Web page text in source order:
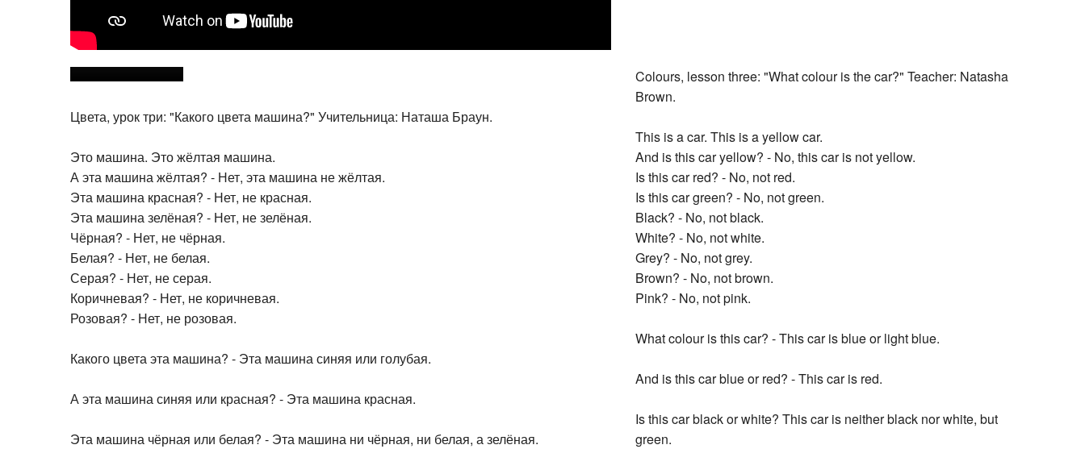
Цвета, урок три: "Какого цвета машина?" Учительница: Наташа Браун.
Это машина. Это жёлтая машина.
А эта машина жёлтая? - Нет, эта машина не жёлтая.
Эта машина красная? - Нет, не красная.
Эта машина зелёная? - Нет, не зелёная.
Чёрная? - Нет, не чёрная.
Белая? - Нет, не белая.
Серая? - Нет, не серая.
Коричневая? - Нет, не коричневая.
Розовая? - Нет, не розовая.
Какого цвета эта машина? - Эта машина синяя или голубая.
А эта машина синяя или красная? - Эта машина красная.
Эта машина чёрная или белая? - Эта машина ни чёрная, ни белая, а зелёная.
Colours, lesson three: "What colour is the car?" Teacher: Natasha
Brown.
This is a car. This is a yellow car.
And is this car yellow? - No, this car is not yellow.
Is this car red? - No, not red.
Is this car green? - No, not green.
Black? - No, not black.
White? - No, not white.
Grey? - No, not grey.
Brown? - No, not brown.
Pink? - No, not pink.
What colour is this car? - This car is blue or light blue.
And is this car blue or red? - This car is red.
Is this car black or white? This car is neither black nor white, but
green.